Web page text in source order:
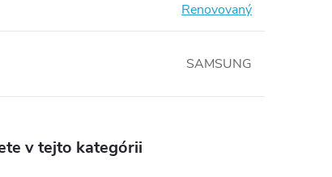
Renovovaný
SAMSUNG
v tejto kategórii